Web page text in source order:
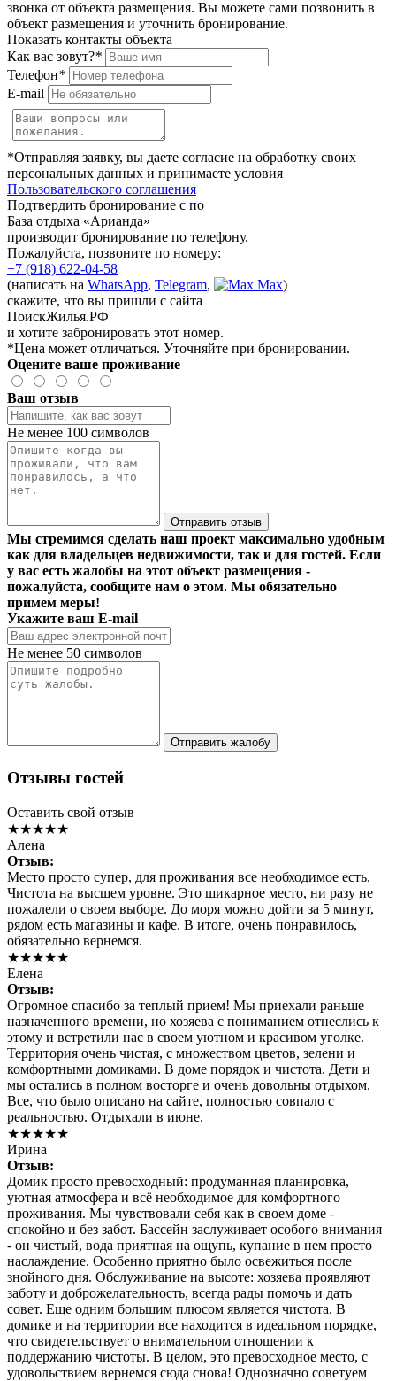
звонка от объекта размещения. Вы можете сами позвонить в
объект размещения и уточнить бронирование.
Показать контакты объекта
Как вас зовут?*
Телефон*
E-mail
*Отправляя заявку, вы даете согласие на обработку своих
персональных данных и принимаете условия
Пользовательского соглашения
Подтвердить бронирование с по
База отдыха «Арианда»
производит бронирование по телефону.
Пожалуйста, позвоните по номеру:
+7 (918) 622-04-58
(написать на WhatsApp, Telegram, Max)
скажите, что вы пришли с сайта
ПоискЖилья.РФ
и хотите забронировать этот номер.
*Цена может отличаться. Уточняйте при бронировании.
Оцените ваше проживание
Ваш отзыв
Не менее 100 символов
Отправить отзыв
Мы стремимся сделать наш проект максимально удобным
как для владельцев недвижимости, так и для гостей. Если
у вас есть жалобы на этот объект размещения -
пожалуйста, сообщите нам о этом. Мы обязательно
примем меры!
Укажите ваш E-mail
Не менее 50 символов
Отправить жалобу
Отзывы гостей
Оставить свой отзыв
★★★★★
Алена
Отзыв:
Место просто супер, для проживания все необходимое есть.
Чистота на высшем уровне. Это шикарное место, ни разу не
пожалели о своем выборе. До моря можно дойти за 5 минут,
рядом есть магазины и кафе. В итоге, очень понравилось,
обязательно вернемся.
★★★★★
Елена
Отзыв:
Огромное спасибо за теплый прием! Мы приехали раньше
назначенного времени, но хозяева с пониманием отнеслись к
этому и встретили нас в своем уютном и красивом уголке.
Территория очень чистая, с множеством цветов, зелени и
комфортными домиками. В доме порядок и чистота. Дети и
мы остались в полном восторге и очень довольны отдыхом.
Все, что было описано на сайте, полностью совпало с
реальностью. Отдыхали в июне.
★★★★★
Ирина
Отзыв:
Домик просто превосходный: продуманная планировка,
уютная атмосфера и всё необходимое для комфортного
проживания. Мы чувствовали себя как в своем доме -
спокойно и без забот. Бассейн заслуживает особого внимания
- он чистый, вода приятная на ощупь, купание в нем просто
наслаждение. Особенно приятно было освежиться после
знойного дня. Обслуживание на высоте: хозяева проявляют
заботу и доброжелательность, всегда рады помочь и дать
совет. Еще одним большим плюсом является чистота. В
домике и на территории все находится в идеальном порядке,
что свидетельствует о внимательном отношении к
поддержанию чистоты. В целом, это превосходное место, с
удовольствием вернемся сюда снова! Однозначно советуем